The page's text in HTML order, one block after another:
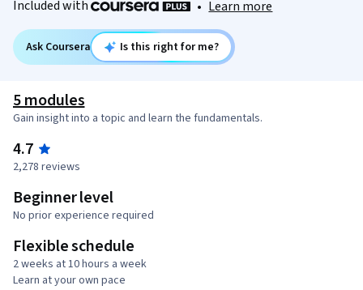
Included with
• Learn more
Ask Coursera Is this right for me?
5 modules
Gain insight into a topic and learn the fundamentals.
4.7
2,278 reviews
Beginner level
No prior experience required
Flexible schedule
2 weeks at 10 hours a week
Learn at your own pace